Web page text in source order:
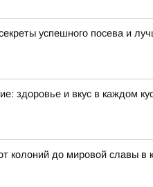
успешного посева и
здоровье и вкус в каждом
колоний до мировой славы в